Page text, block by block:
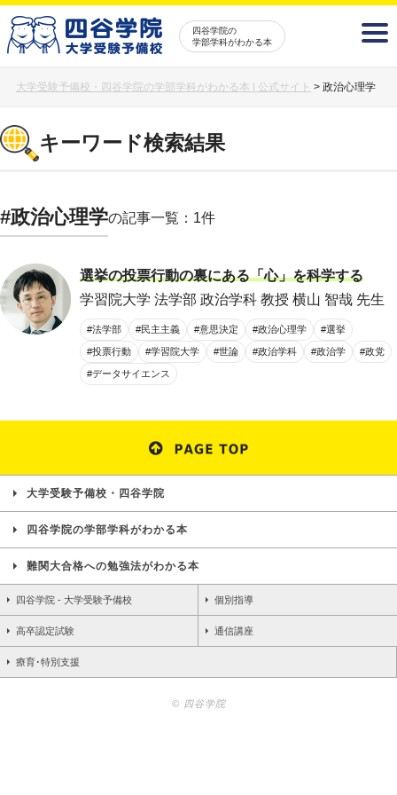
四谷学院の
学部学科がわかる本
大学受験予備校・四谷学院の学部学科がわかる本 | 公式サイト > 政治心理学
キーワード検索結果
#政治心理学の記事一覧：1件
選挙の投票行動の裏にある「心」を科学する
学習院大学 法学部 政治学科 教授 横山 智哉 先生
#法学部 #民主主義 #意思決定 #政治心理学 #選挙
#投票行動 #学習院大学 #世論 #政治学科 #政治学 #政党
#データサイエンス
大学受験予備校・四谷学院
四谷学院の学部学科がわかる本
難関大合格への勉強法がわかる本
四谷学院 - 大学受験予備校 個別指導
高卒認定試験 通信講座
療育･特別支援
© 四谷学院